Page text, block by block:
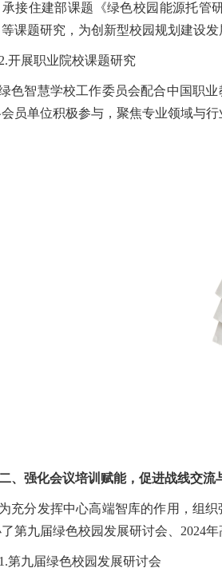
接住建部课题《绿色校园能源托管
课题研究，为创新型校园规划建设发
2.开展职业院校课题研究
色智慧学校工作委员会配合中国职
员单位积极参与，聚焦专业领域与行
、强化会议培训赋能，促进战线交流
为充分发挥中心高端智库的作用，组
第九届绿色校园发展研讨会、2024
1.第九届绿色校园发展研讨会